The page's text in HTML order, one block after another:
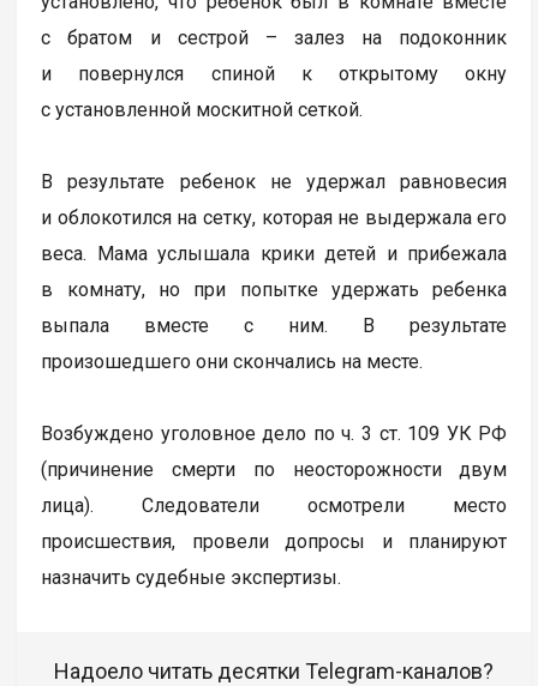
с братом и сестрой – залез на подоконник
и повернулся спиной к открытому окну
с установленной москитной сеткой.
В результате ребенок не удержал равновесия
и облокотился на сетку, которая не выдержала его
веса. Мама услышала крики детей и прибежала
в комнату, но при попытке удержать ребенка
выпала вместе с ним. В результате
произошедшего они скончались на месте.
Возбуждено уголовное дело по ч. 3 ст. 109 УК РФ
(причинение смерти по неосторожности двум
лица). Следователи осмотрели место
происшествия, провели допросы и планируют
назначить судебные экспертизы.
Надоело читать десятки Telegram-каналов?